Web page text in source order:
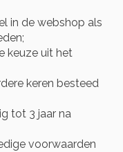
in de webshop als
keuze uit het
keren besteed
tot 3 jaar na
voorwaarden